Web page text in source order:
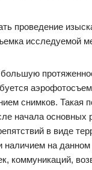
проведение
исследуемой
снимков. Такая
начала основных
в виде
наличием на данном
коммуникаций,